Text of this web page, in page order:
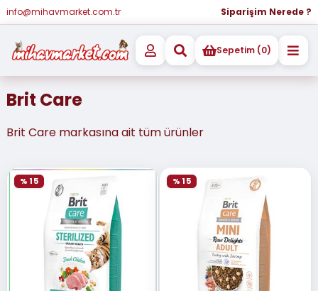
info@mihavmarket.com.tr Siparişim Nerede ?
Sepetim (0)
Brit Care
Brit Care markasına ait tüm ürünler
% 15 % 15